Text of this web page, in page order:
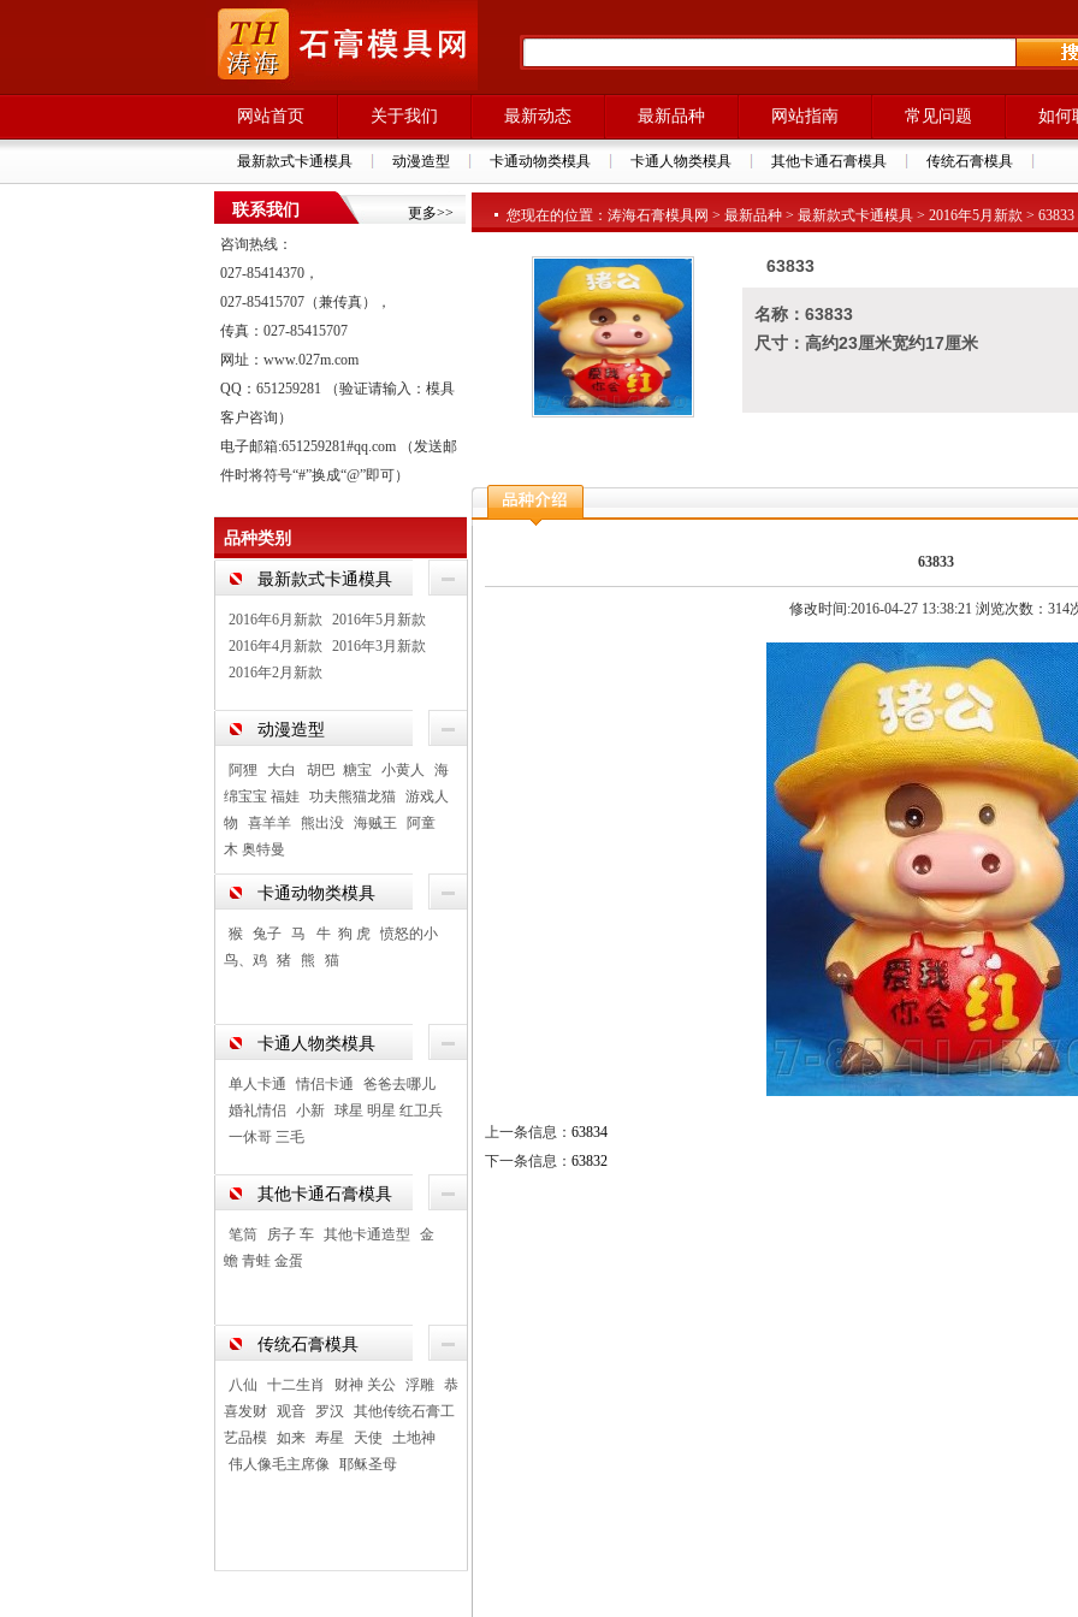
网站首页 关于我们 最新动态 最新品种 网站指南 常见问题 如何
最新款式卡通模具 动漫造型 卡通动物类模具 卡通人物类模具 其他卡通石膏模具 传统石膏模具
更多>>
联系我们
咨询热线：
027-85414370，
027-85415707（兼传真），
传真：027-85415707
网址：www.027m.com
QQ：651259281 （验证请输入：模具
客户咨询）
电子邮箱:651259281#qq.com （发送邮
件时将符号“#”换成“@”即可）
品种类别
最新款式卡通模具
2016年6月新款
2016年5月新款
2016年4月新款
2016年3月新款
2016年2月新款
动漫造型
阿狸 大白 胡巴 糖宝 小黄人
海
绵宝宝 福娃
功夫熊猫龙猫
游戏人
物
喜羊羊 熊出没 海贼王
阿童
木 奥特曼
卡通动物类模具
猴 兔子 马 牛 狗 虎
愤怒的小
鸟、鸡
猪 熊 猫
卡通人物类模具
单人卡通 情侣卡通
爸爸去哪儿
婚礼情侣
小新
球星 明星 红卫兵
一休哥 三毛
其他卡通石膏模具
笔筒 房子 车 其他卡通造型
金
蟾 青蛙 金蛋
传统石膏模具
八仙 十二生肖 财神 关公 浮雕
恭
喜发财
观音 罗汉
其他传统石膏工
艺品模
如来 寿星 天使
土地神
伟人像毛主席像
耶稣圣母
您现在的位置：涛海石膏模具网 > 最新品种 > 最新款式卡通模具 > 2016年5月新款 > 63833
63833
名称：63833
尺寸：高约23厘米宽约17厘米
63833
修改时间:2016-04-27 13:38:21 浏览次数：314
上一条信息： 63834
下一条信息： 63832